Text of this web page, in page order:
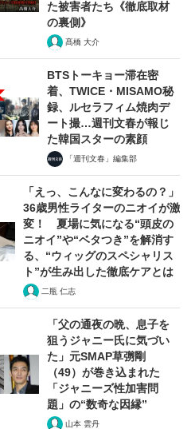
た被害者たち《徹底取材
の裏側》
髙橋 大介
BTSトーキョー滞在密
着、TWICE・MISAMO秘
録、ルセラフィム焼肉デ
ート撮…週刊文春が報じ
た韓国スターの素顔
「週刊文春」編集部
「えっ、こんなに変わるの？」
36歳男性ライターのニオイが激
変！ 夏場に気になる“頭皮の
ニオイ”や“ベタつき”を解消す
る、“ウィッグのスペシャリス
ト”が生み出した徹底ケアとは
二瓶 仁志
「父の通夜の晩、息子を
狙うジャニー氏に気づい
た」元SMAP草彅剛
（49）が巻き込まれた
「ジャニーズ性加害問
題」の“数奇な因縁”
山本 雲丹